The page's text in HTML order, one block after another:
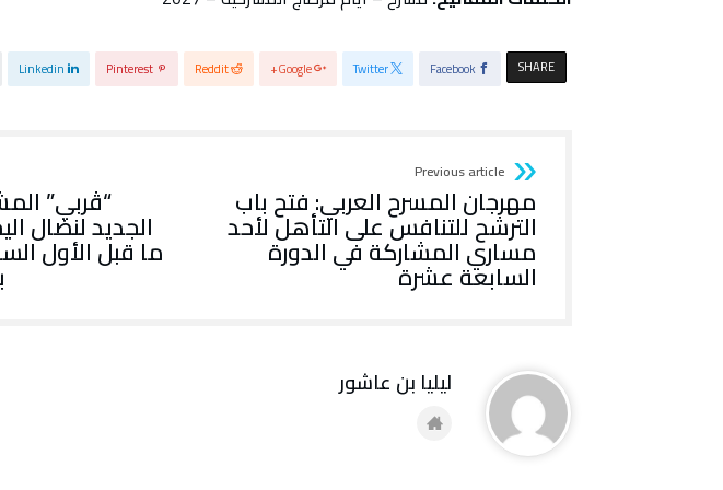
SHARE
Facebook
Twitter
Google+
Reddit
Pinterest
Linkedin
Previous article
مهرجان المسرح العربي: فتح باب
الترشح للتنافس على التأهل لأحد
مساري المشاركة في الدورة
السابعة عشرة
“ڤربي”
الجديد لنضال
ليليا بن عاشور